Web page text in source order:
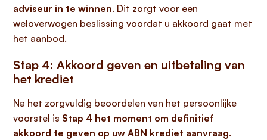
adviseur in te winnen. Dit zorgt voor een
weloverwogen beslissing voordat u akkoord gaat met
het aanbod.
Stap 4: Akkoord geven en uitbetaling van
het krediet
Na het zorgvuldig beoordelen van het persoonlijke
voorstel is Stap 4 het moment om definitief
akkoord te geven op uw ABN krediet aanvraag.